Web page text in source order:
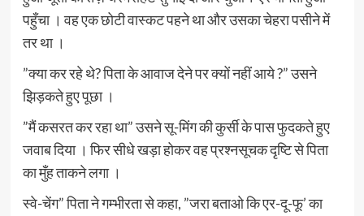
पहुँचा । वह एक छोटी वास्कट पहने था और उसका चेहरा पसीने में
तर था ।
”क्या कर रहे थे? पिता के आवाज देने पर क्यों नहीं आये ?” उसने
झिड़कते हुए पूछा ।
”मैं कसरत कर रहा था” उसने सू-मिंग की कुर्सी के पास फुदकते हुए
जवाब दिया । फिर सीधे खड़ा होकर वह प्रश्नसूचक दृष्टि से पिता
का मुँह ताकने लगा ।
स्वे-चेंग” पिता ने गम्भीरता से कहा, ”जरा बताओ कि एर-दू-फू’ का